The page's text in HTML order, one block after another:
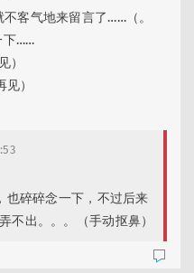
客气地来留言了……（。
下……
）
）
也碎碎念一下，不过后来
不出。。。（手动抠鼻）